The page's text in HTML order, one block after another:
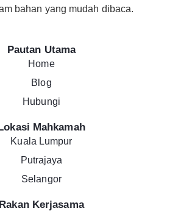
bahan yang mudah dibaca.
Pautan Utama
Home
Blog
Hubungi
Lokasi Mahkamah
Kuala Lumpur
Putrajaya
Selangor
Rakan Kerjasama